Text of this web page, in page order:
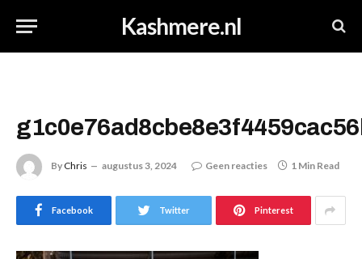
Kashmere.nl
By Chris augustus 3, 2024 Geen reacties 1 Min Read
Facebook Twitter Pinterest